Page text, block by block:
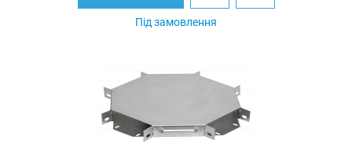
Під замовлення